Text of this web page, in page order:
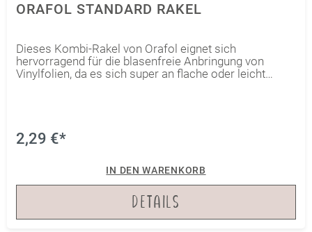
ORAFOL STANDARD RAKEL
Dieses Kombi-Rakel von Orafol eignet sich
hervorragend für die blasenfreie Anbringung von
Vinylfolien, da es sich super an flache oder leicht
2,29 €*
IN DEN WARENKORB
DETAILS